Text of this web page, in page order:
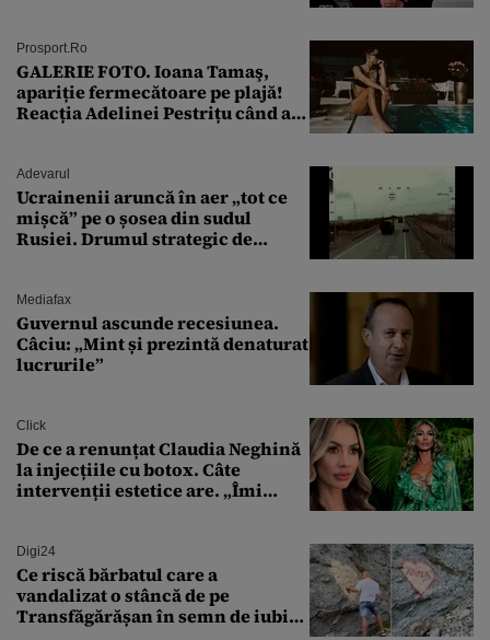
Prosport.ro
GALERIE FOTO. Ioana Tamaş,
apariție fermecătoare pe plajă!
Reacția Adelinei Pestrițu când a
Adevarul
Ucrainenii aruncă în aer „tot ce
mișcă” pe o șosea din sudul
Rusiei. Drumul strategic de
Mediafax
Guvernul ascunde recesiunea.
Câciu: „Mint și prezintă denaturat
lucrurile”
Click
De ce a renunțat Claudia Neghină
la injecțiile cu botox. Câte
intervenții estetice are. „Îmi
Digi24
Ce riscă bărbatul care a
vandalizat o stâncă de pe
Transfăgărășan în semn de iubire